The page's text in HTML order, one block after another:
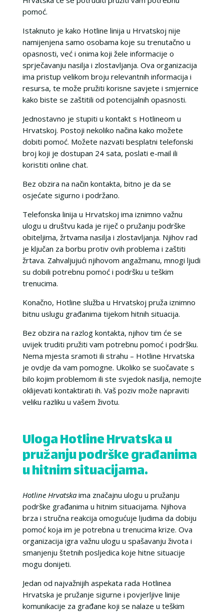
pomoć.
Istaknuto je kako Hotline linija u Hrvatskoj nije
namijenjena samo osobama koje su trenutačno u
opasnosti, već i onima koji žele informacije o
sprječavanju nasilja i zlostavljanja. Ova organizacija
ima pristup velikom broju relevantnih informacija i
resursa, te može pružiti korisne savjete i smjernice
kako biste se zaštitili od potencijalnih opasnosti.
Jednostavno je stupiti u kontakt s Hotlineom u
Hrvatskoj. Postoji nekoliko načina kako možete
dobiti pomoć. Možete nazvati besplatni telefonski
broj koji je dostupan 24 sata, poslati e-mail ili
koristiti online chat.
Bez obzira na način kontakta, bitno je da se
osjećate sigurno i podržano.
Telefonska linija u Hrvatskoj ima iznimno važnu
ulogu u društvu kada je riječ o pružanju podrške
obiteljima, žrtvama nasilja i zlostavljanja. Njihov rad
je ključan za borbu protiv ovih problema i zaštiti
žrtava. Zahvaljujući njihovom angažmanu, mnogi ljudi
su dobili potrebnu pomoć i podršku u teškim
trenucima.
Konačno, Hotline služba u Hrvatskoj pruža iznimno
bitnu uslugu građanima tijekom hitnih situacija.
Bez obzira na razlog kontakta, njihov tim će se
uvijek truditi pružiti vam potrebnu pomoć i podršku.
Nema mjesta sramoti ili strahu – Hotline Hrvatska
je ovdje da vam pomogne. Ukoliko se suočavate s
bilo kojim problemom ili ste svjedok nasilja, nemojte
oklijevati kontaktirati ih. Vaš poziv može napraviti
veliku razliku u vašem životu.
Uloga Hotline Hrvatska u
pružanju podrške građanima
u hitnim situacijama.
Hotline Hrvatskaima značajnu ulogu u pružanju
podrške građanima u hitnim situacijama. Njihova
brza i stručna reakcija omogućuje ljudima da dobiju
pomoć koja im je potrebna u trenucima krize. Ova
organizacija igra važnu ulogu u spašavanju života i
smanjenju štetnih posljedica koje hitne situacije
mogu donijeti.
Jedan od najvažnijih aspekata rada Hotlinea
Hrvatska je pružanje sigurne i povjerljive linije
komunikacije za građane koji se nalaze u teškim